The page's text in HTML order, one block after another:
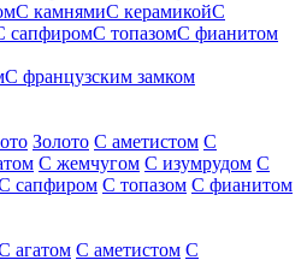
С камнямиС керамикойС
сапфиромС топазомС фианитом
С французским замком
Золото С аметистом С
С жемчугом С изумрудом С
сапфиром С топазом С фианитом
агатом С аметистом С